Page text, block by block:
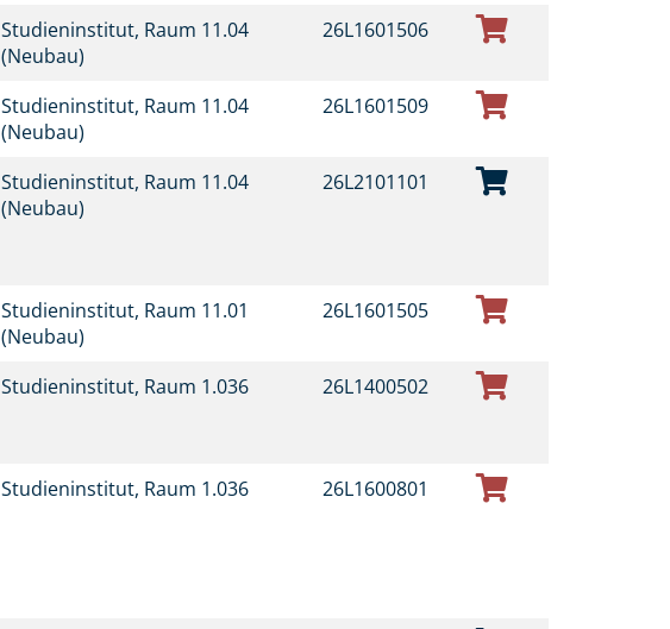
Studieninstitut, Raum 11.04
(Neubau)
26L1601506
Studieninstitut, Raum 11.04
(Neubau)
26L1601509
Studieninstitut, Raum 11.04
(Neubau)
26L2101101
Studieninstitut, Raum 11.01
(Neubau)
26L1601505
Studieninstitut, Raum 1.036 26L1400502
Studieninstitut, Raum 1.036 26L1600801